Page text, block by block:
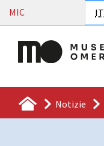
Vai al contenuto
MIC IT
Notizie